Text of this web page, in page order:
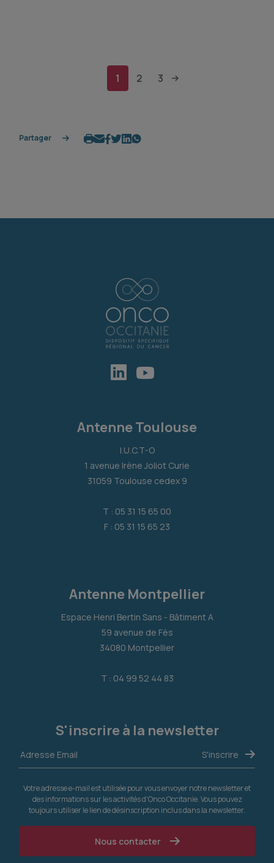
1 2 3
Partager
Antenne Toulouse
I.U.C.T-O
1 avenue Irène Joliot Curie
31059 Toulouse cedex 9
T : 05 31 15 65 00
F : 05 31 15 65 23
Antenne Montpellier
Espace Henri Bertin Sans - Bâtiment A
59 avenue de Fès
34080 Montpellier
T : 04 99 52 44 83
S'inscrire à la newsletter
Votre adresse e-mail est utilisée pour vous envoyer notre newsletter et
des informations sur les activités d'Onco Occitanie. Vous pouvez
toujours utiliser le lien de désinscription inclus dans la newsletter.
Nous contacter